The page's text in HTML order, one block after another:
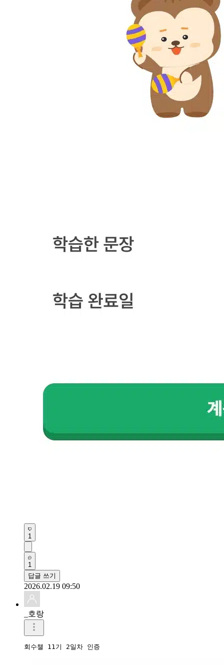
1
1
답글 쓰기
2026.02.19 09:50
_호랑
회수챌 11기 2일차 인증